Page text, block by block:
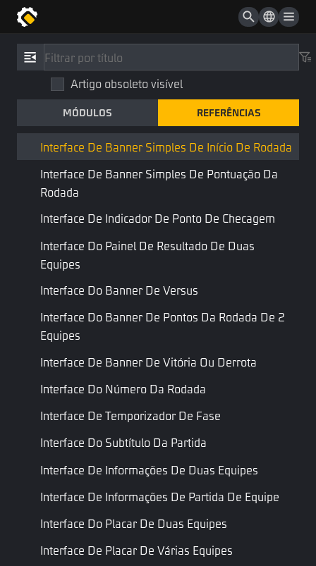
Artigo obsoleto visível
MÓDULOS REFERÊNCIAS
Interface De Informações Do Temporizador
Interface De Banner De Abertura
Interface De Banner De Início De Rodada
Interface De Banner Simples De Início De Rodada
Interface De Banner Simples De Pontuação Da
Rodada
Interface De Indicador De Ponto De Checagem
Interface Do Painel De Resultado De Duas
Equipes
Interface Do Banner De Versus
Interface Do Banner De Pontos Da Rodada De 2
Equipes
Interface De Banner De Vitória Ou Derrota
Interface Do Número Da Rodada
Interface De Temporizador De Fase
Interface Do Subtítulo Da Partida
Interface De Informações De Duas Equipes
Interface De Informações De Partida De Equipe
Interface Do Placar De Duas Equipes
Interface De Placar De Várias Equipes
Referências / Tipo
Interface de Banner Simples de
Início de Rodada
UISimpleRoundStartBanner
HUD Componente
Geralmente, a entidade do banner no início da rodada,
modificando as propriedades da entidade afetará o conteúdo de
Propriedades
Visível Bool
Se o estado
aberto for
verdadeiro,
exibido,
contrário,
fechado.
Localização
Bool
Se deve
habilitar a
localização
EnableLocalization